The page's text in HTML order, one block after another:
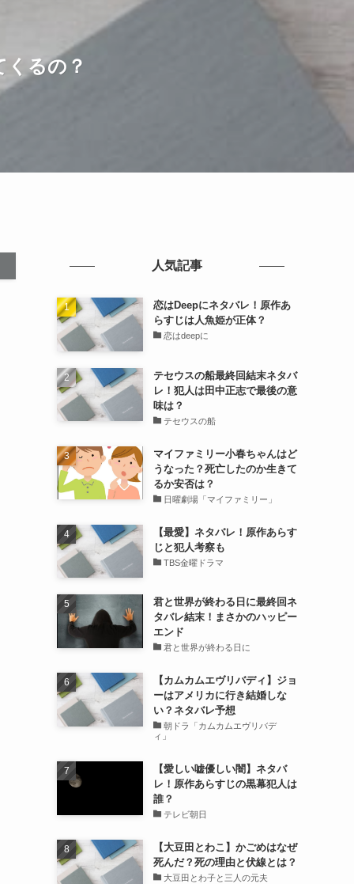
るの？
人気記事
恋はDeepにネタバレ！原作あ
らすじは人魚姫が正体？
恋はdeepに
テセウスの船最終回結末ネタバ
レ！犯人は田中正志で最後の意
味は？
テセウスの船
マイファミリー小春ちゃんはど
うなった？死亡したのか生きて
るか安否は？
日曜劇場「マイファミリー」
【最愛】ネタバレ！原作あらす
じと犯人考察も
TBS金曜ドラマ
君と世界が終わる日に最終回ネ
タバレ結末！まさかのハッピー
エンド
君と世界が終わる日に
【カムカムエヴリバディ】ジョ
ーはアメリカに行き結婚しな
い？ネタバレ予想
朝ドラ「カムカムエヴリバデ
ィ」
【愛しい嘘優しい闇】ネタバ
レ！原作あらすじの黒幕犯人は
誰？
テレビ朝日
【大豆田とわこ】かごめはなぜ
死んだ？死の理由と伏線とは？
大豆田とわ子と三人の元夫